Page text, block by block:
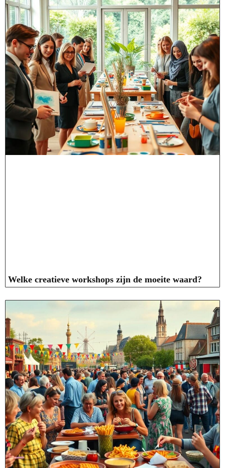
Welke creatieve workshops zijn de moeite waard?